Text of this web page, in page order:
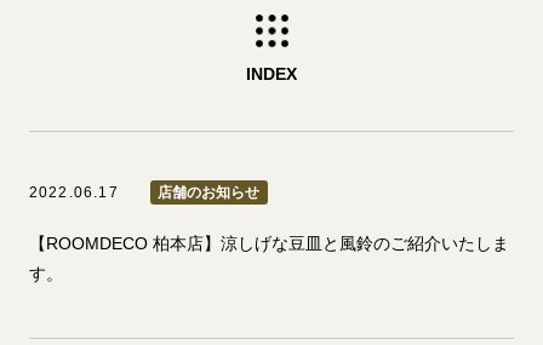
INDEX
2022.06.17 店舗のお知らせ
【ROOMDECO 柏本店】涼しげな豆皿と風鈴のご紹介いたしま
す。